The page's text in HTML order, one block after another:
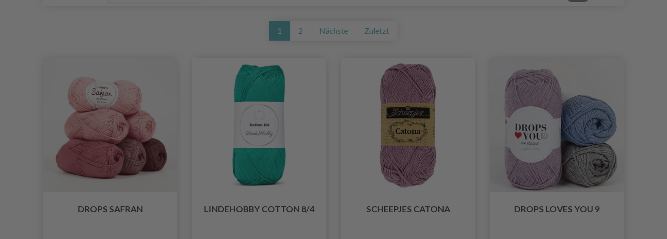
1 2 Nächste Zuletzt
DROPS SAFRAN LINDEHOBBY COTTON 8/4 SCHEEPJES CATONA DROPS LOVES YOU 9